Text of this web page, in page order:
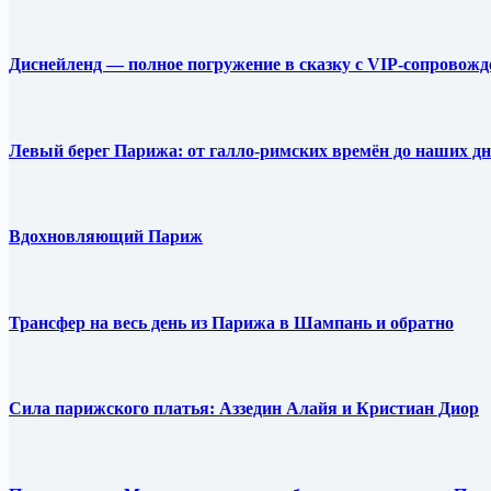
Диснейленд — полное погружение в сказку с VIP-
Левый берег Парижа: от галло-римских времён до наших
Вдохновляющий Париж
Трансфер на весь день из Парижа в Шампань и обратно
Сила парижского платья: Аззедин Алайя и Кристиан Диор